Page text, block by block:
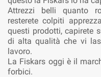
Attrezzi belli quanto
resterete colpiti
questi prodotti, capirete
di alta qualità che vi
lavoro.
La Fiskars oggi è il
forbici.